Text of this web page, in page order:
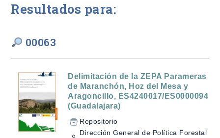
Resultados para:
00063
Delimitación de la ZEPA Parameras
de Maranchón, Hoz del Mesa y
Aragoncillo, ES4240017/ES0000094
(Guadalajara)
Repositorio
Dirección General de Política Forestal